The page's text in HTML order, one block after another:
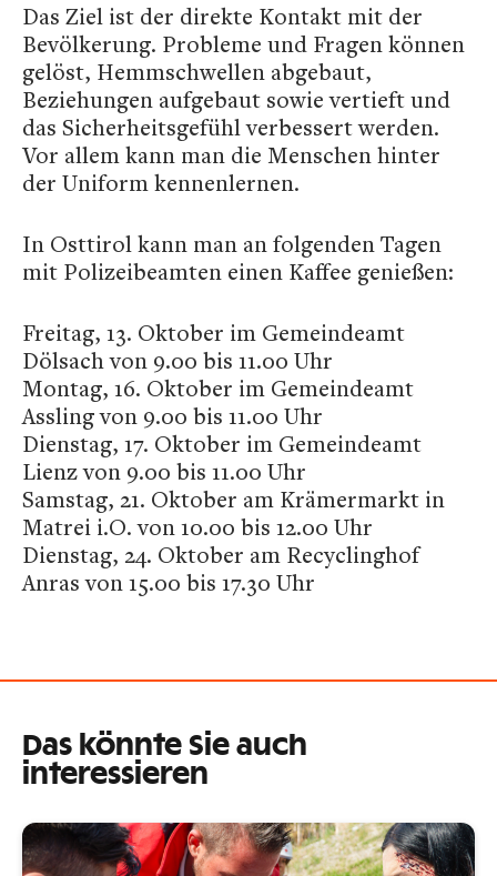
Das Ziel ist der direkte Kontakt mit der
Bevölkerung. Probleme und Fragen können
gelöst, Hemmschwellen abgebaut,
Beziehungen aufgebaut sowie vertieft und
das Sicherheitsgefühl verbessert werden.
Vor allem kann man die Menschen hinter
der Uniform kennenlernen.
In Osttirol kann man an folgenden Tagen
mit Polizeibeamten einen Kaffee genießen:
Freitag, 13. Oktober im Gemeindeamt
Dölsach von 9.00 bis 11.00 Uhr
Montag, 16. Oktober im Gemeindeamt
Assling von 9.00 bis 11.00 Uhr
Dienstag, 17. Oktober im Gemeindeamt
Lienz von 9.00 bis 11.00 Uhr
Samstag, 21. Oktober am Krämermarkt in
Matrei i.O. von 10.00 bis 12.00 Uhr
Dienstag, 24. Oktober am Recyclinghof
Anras von 15.00 bis 17.30 Uhr
Das könnte Sie auch
interessieren